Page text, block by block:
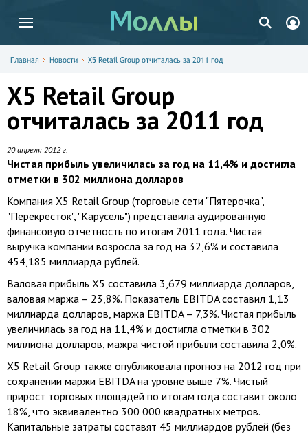
Главная Новости X5 Retail Group отчиталась за 2011 год
X5 Retail Group
отчиталась за 2011 год
20 апреля 2012 г.
Чистая прибыль увеличилась за год на 11,4% и достигла
отметки в 302 миллиона долларов
Компания X5 Retail Group (торговые сети "Пятерочка",
"Перекресток", "Карусель") представила аудированную
финансовую отчетность по итогам 2011 года. Чистая
выручка компании возросла за год на 32,6% и составила
454,185 миллиарда рублей.
Валовая прибыль X5 составила 3,679 миллиарда долларов,
валовая маржа – 23,8%. Показатель EBITDA составил 1,13
миллиарда долларов, маржа EBITDA – 7,3%. Чистая прибыль
увеличилась за год на 11,4% и достигла отметки в 302
миллиона долларов, мажра чистой прибыли составила 2,0%.
X5 Retail Group также опубликовала прогноз на 2012 год при
сохранении маржи EBITDA на уровне выше 7%. Чистый
прирост торговых площадей по итогам года составит около
18%, что эквивалентно 300 000 квадратных метров.
Капитальные затраты составят 45 миллиардов рублей (без